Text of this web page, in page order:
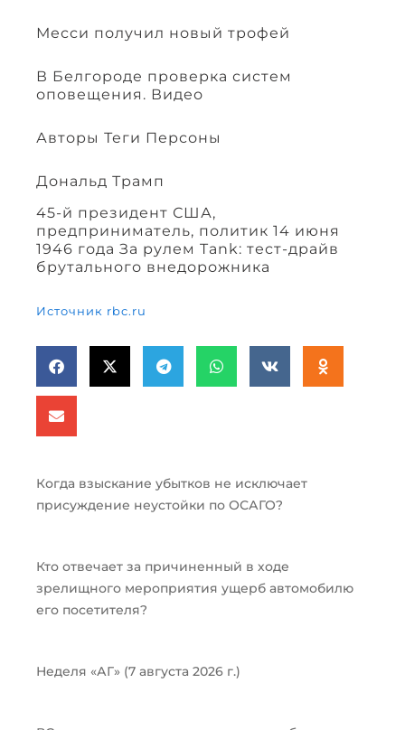
Месси получил новый трофей
В Белгороде проверка систем
оповещения. Видео
Авторы Теги Персоны
Дональд Трамп
45-й президент США,
предприниматель, политик 14 июня
1946 года За рулем Tank: тест-драйв
брутального внедорожника
Источник rbc.ru
Когда взыскание убытков не исключает
присуждение неустойки по ОСАГО?
Кто отвечает за причиненный в ходе
зрелищного мероприятия ущерб автомобилю
его посетителя?
Неделя «АГ» (7 августа 2026 г.)